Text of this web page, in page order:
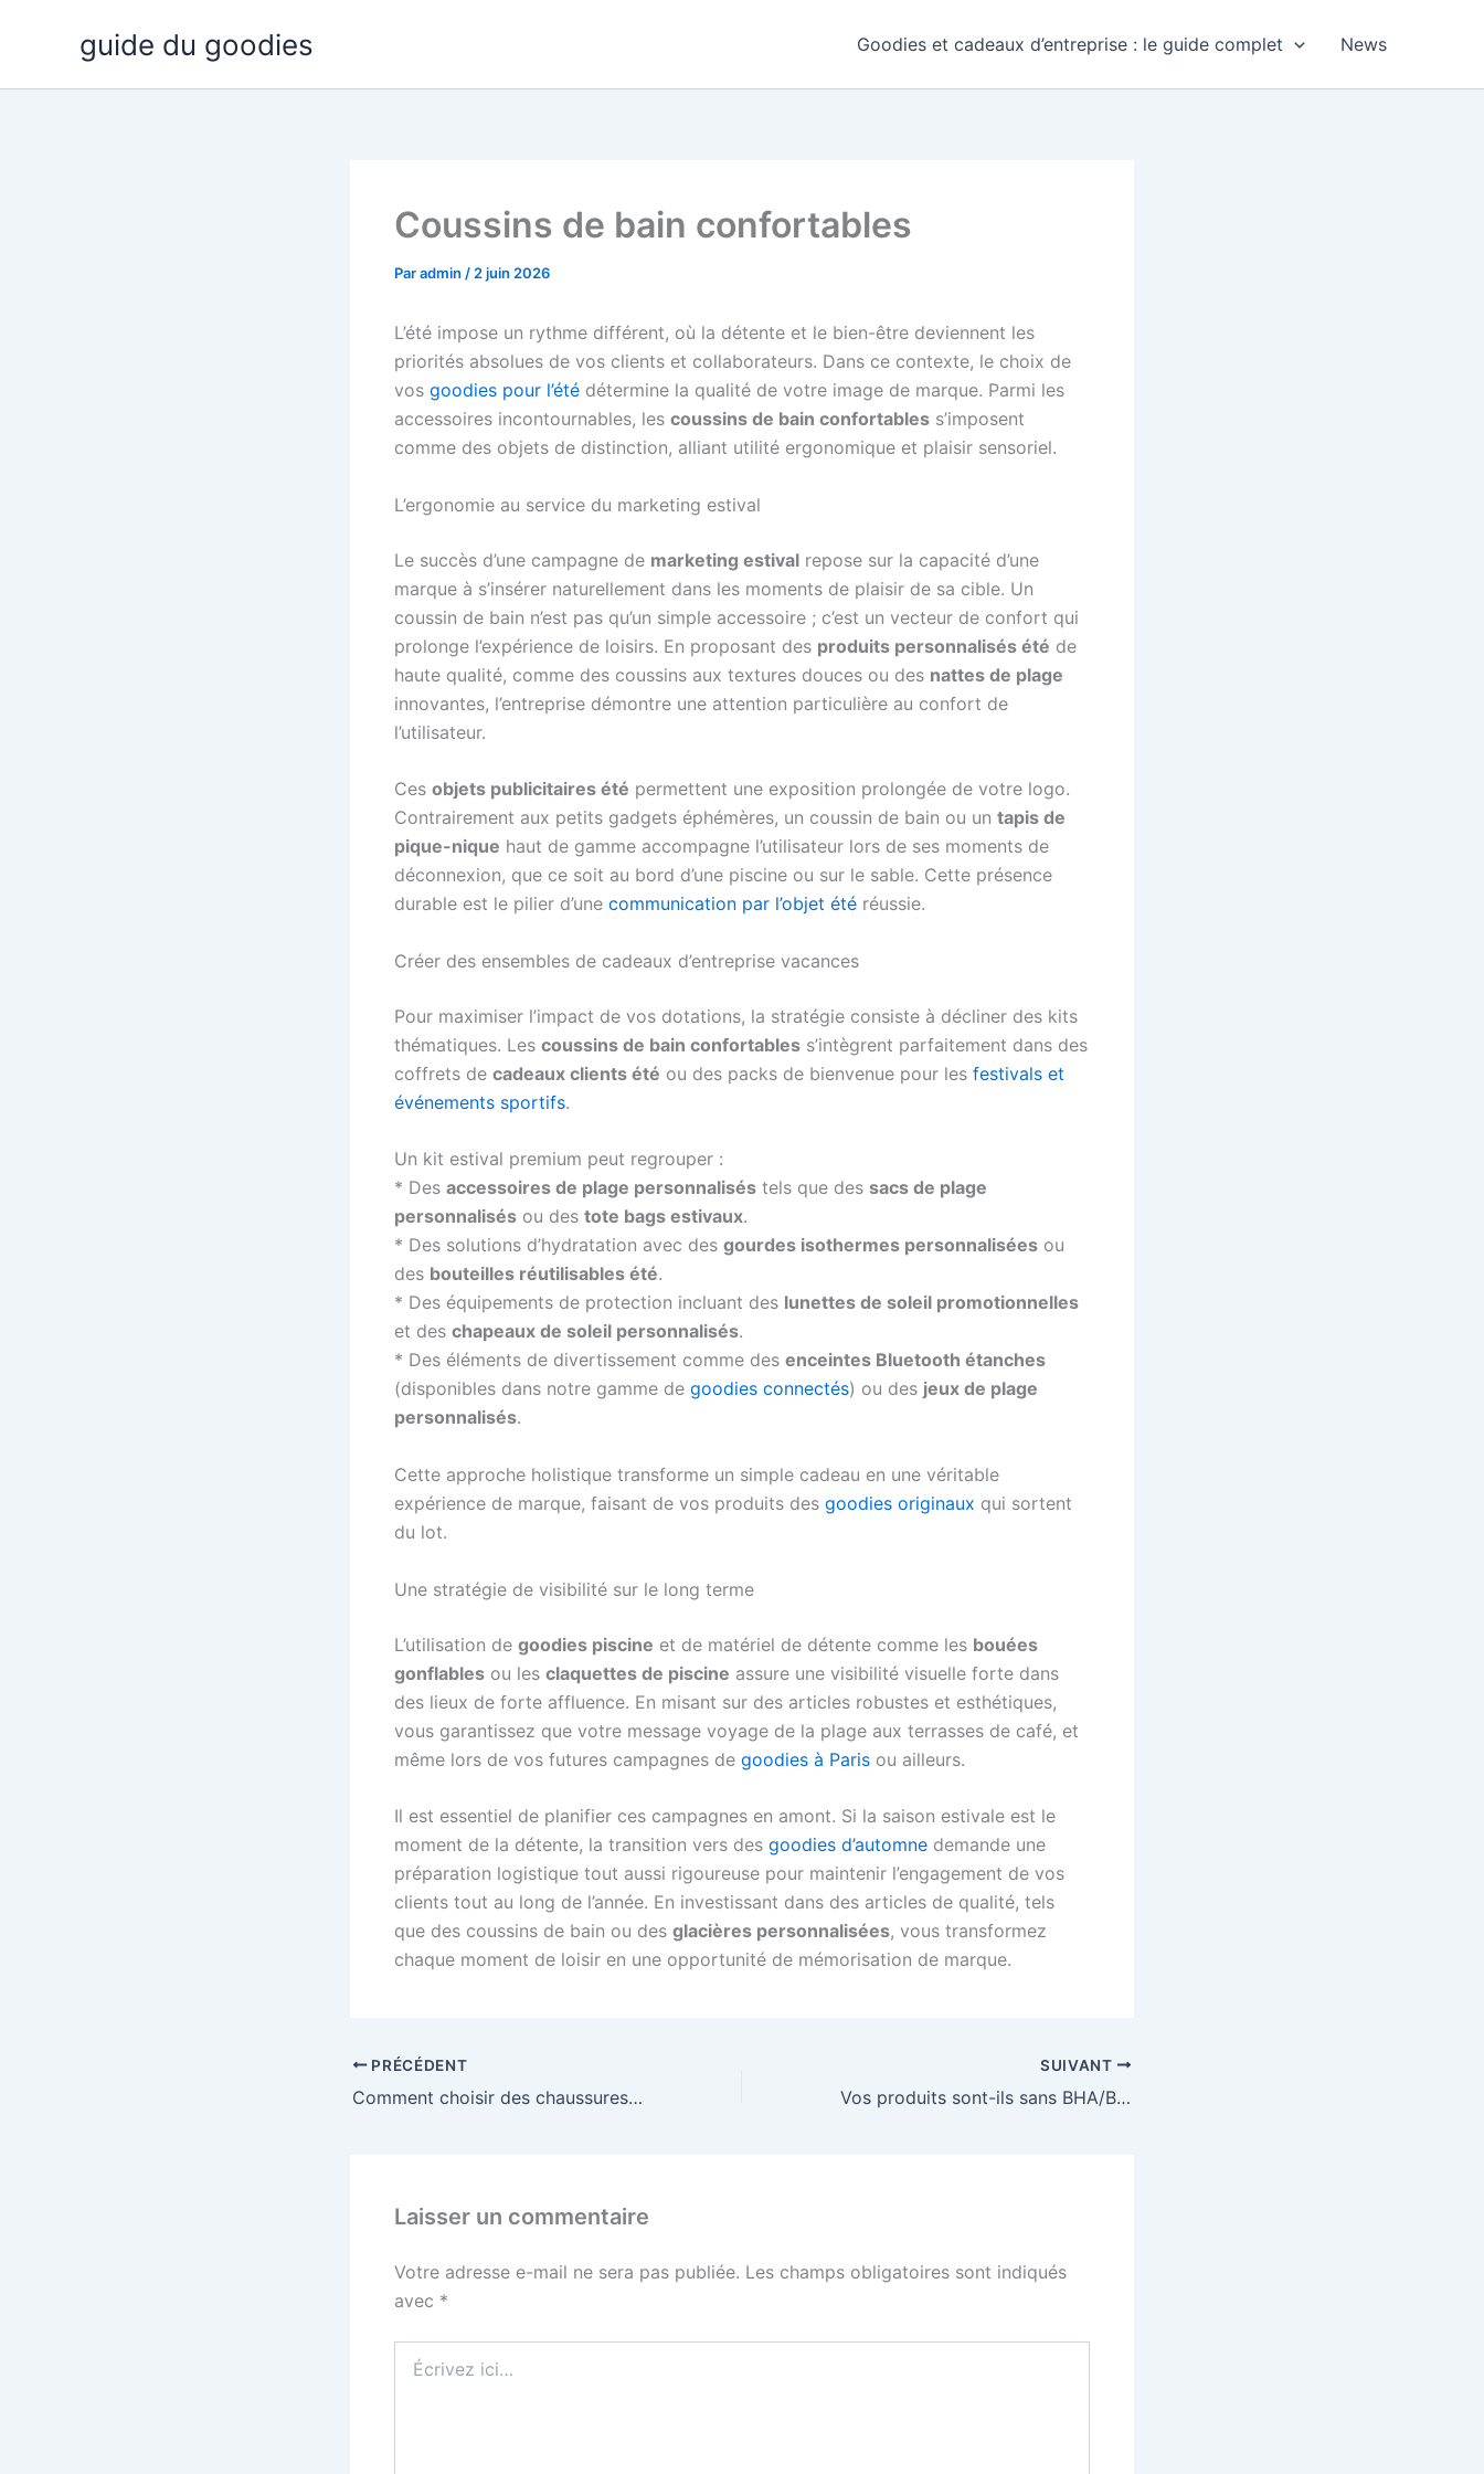
guide du goodies Goodies et cadeaux d’entreprise : le guide complet News
Coussins de bain confortables
Paradmin / 2 juin 2026
L’été impose un rythme différent, où la détente et le bien-être deviennent les
priorités absolues de vos clients et collaborateurs. Dans ce contexte, le choix de
vos goodies pour l’été détermine la qualité de votre image de marque. Parmi les
accessoires incontournables, les coussins de bain confortables s’imposent
comme des objets de distinction, alliant utilité ergonomique et plaisir sensoriel.
L’ergonomie au service du marketing estival
Le succès d’une campagne de marketing estival repose sur la capacité d’une
marque à s’insérer naturellement dans les moments de plaisir de sa cible. Un
coussin de bain n’est pas qu’un simple accessoire ; c’est un vecteur de confort qui
prolonge l’expérience de loisirs. En proposant des produits personnalisés été de
haute qualité, comme des coussins aux textures douces ou des nattes de plage
innovantes, l’entreprise démontre une attention particulière au confort de
l’utilisateur.
Ces objets publicitaires été permettent une exposition prolongée de votre logo.
Contrairement aux petits gadgets éphémères, un coussin de bain ou un tapis de
pique-nique haut de gamme accompagne l’utilisateur lors de ses moments de
déconnexion, que ce soit au bord d’une piscine ou sur le sable. Cette présence
durable est le pilier d’une communication par l’objet été réussie.
Créer des ensembles de cadeaux d’entreprise vacances
Pour maximiser l’impact de vos dotations, la stratégie consiste à décliner des kits
thématiques. Les coussins de bain confortables s’intègrent parfaitement dans des
coffrets de cadeaux clients été ou des packs de bienvenue pour les festivals et
événements sportifs.
Un kit estival premium peut regrouper :
* Des accessoires de plage personnalisés tels que des sacs de plage
personnalisés ou des tote bags estivaux.
* Des solutions d’hydratation avec des gourdes isothermes personnalisées ou
des bouteilles réutilisables été.
* Des équipements de protection incluant des lunettes de soleil promotionnelles
et des chapeaux de soleil personnalisés.
* Des éléments de divertissement comme des enceintes Bluetooth étanches
(disponibles dans notre gamme de goodies connectés) ou des jeux de plage
personnalisés.
Cette approche holistique transforme un simple cadeau en une véritable
expérience de marque, faisant de vos produits des goodies originaux qui sortent
du lot.
Une stratégie de visibilité sur le long terme
L’utilisation de goodies piscine et de matériel de détente comme les bouées
gonflables ou les claquettes de piscine assure une visibilité visuelle forte dans
des lieux de forte affluence. En misant sur des articles robustes et esthétiques,
vous garantissez que votre message voyage de la plage aux terrasses de café, et
même lors de vos futures campagnes de goodies à Paris ou ailleurs.
Il est essentiel de planifier ces campagnes en amont. Si la saison estivale est le
moment de la détente, la transition vers des goodies d’automne demande une
préparation logistique tout aussi rigoureuse pour maintenir l’engagement de vos
clients tout au long de l’année. En investissant dans des articles de qualité, tels
que des coussins de bain ou des glacières personnalisées, vous transformez
chaque moment de loisir en une opportunité de mémorisation de marque.
PRÉCÉDENT
Comment choisir des chaussures d’eau pour la famille ?
SUIVANT
Vos produits sont-ils sans BHA/BHT ?
Laisser un commentaire
Votre adresse e-mail ne sera pas publiée. Les champs obligatoires sont indiqués
avec *
ici…